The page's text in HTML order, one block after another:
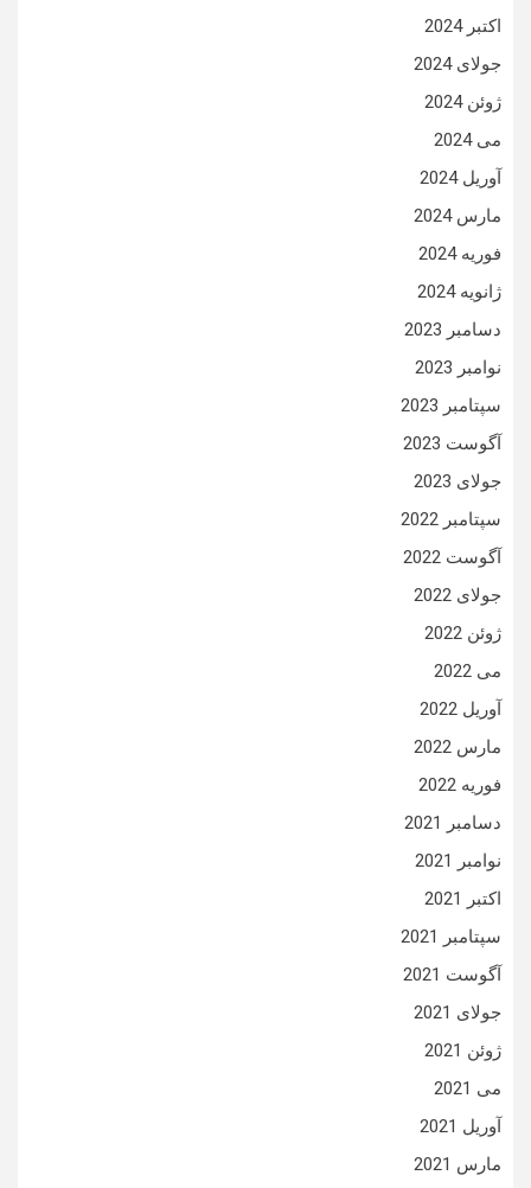
اکتبر 2024
جولای 2024
ژوئن 2024
می 2024
آوریل 2024
مارس 2024
فوریه 2024
ژانویه 2024
دسامبر 2023
نوامبر 2023
سپتامبر 2023
آگوست 2023
جولای 2023
سپتامبر 2022
آگوست 2022
جولای 2022
ژوئن 2022
می 2022
آوریل 2022
مارس 2022
فوریه 2022
دسامبر 2021
نوامبر 2021
اکتبر 2021
سپتامبر 2021
آگوست 2021
جولای 2021
ژوئن 2021
می 2021
آوریل 2021
مارس 2021